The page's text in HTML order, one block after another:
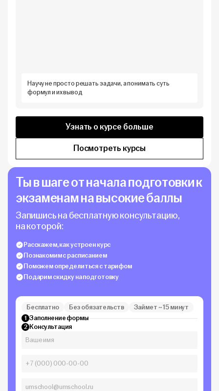
Научу не просто решать задачи, а понимать суть
формул и их вывод
Узнать о курсе больше
Посмотреть курсы
Ты в шаге от начала подготовки к
экзаменам на высокие баллы
Запишись на бесплатную консультацию,
на которой:
Расскажем, как устроен курс
Познакомим с расписанием
Поможем определиться с тарифом
Подарим скидку на подготовку
Бесплатно Без обязательств Займет ~ 15 минут
1 Заполнение формы
2 Консультация